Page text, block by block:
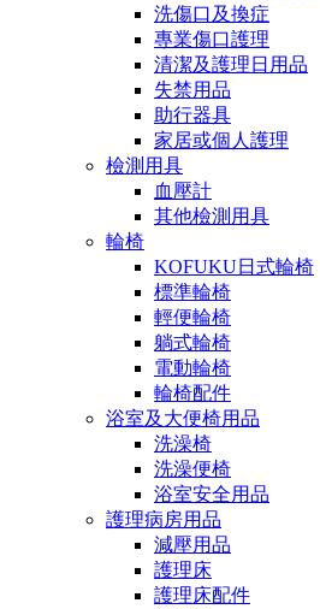
洗傷口及換症
專業傷口護理
清潔及護理日用品
失禁用品
助行器具
家居或個人護理
檢測用具
血壓計
其他檢測用具
輪椅
KOFUKU日式輪椅
標準輪椅
輕便輪椅
躺式輪椅
電動輪椅
輪椅配件
浴室及大便椅用品
洗澡椅
洗澡便椅
浴室安全用品
護理病房用品
減壓用品
護理床
護理床配件